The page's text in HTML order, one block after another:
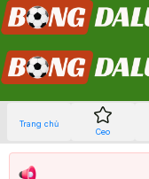
Trang chủ
Ceo